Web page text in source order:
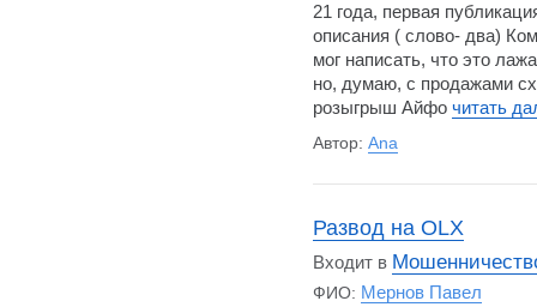
21 года, первая
описания ( слово- два)
мог написать, что это
но, думаю, с продажами
розыгрыш Айфочитать
Автор: Ana
Развод на OLX
Входит в
ФИО: Мернов Павел